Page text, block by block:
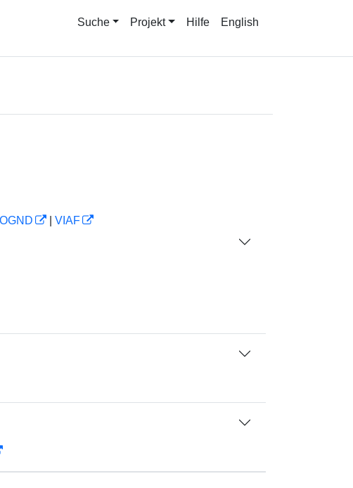
Suche Projekt Hilfe English
OGND
VIAF